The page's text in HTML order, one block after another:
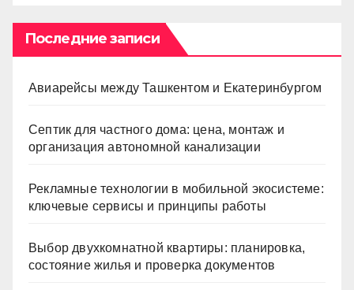
Последние записи
Авиарейсы между Ташкентом и Екатеринбургом
Септик для частного дома: цена, монтаж и
организация автономной канализации
Рекламные технологии в мобильной экосистеме:
ключевые сервисы и принципы работы
Выбор двухкомнатной квартиры: планировка,
состояние жилья и проверка документов